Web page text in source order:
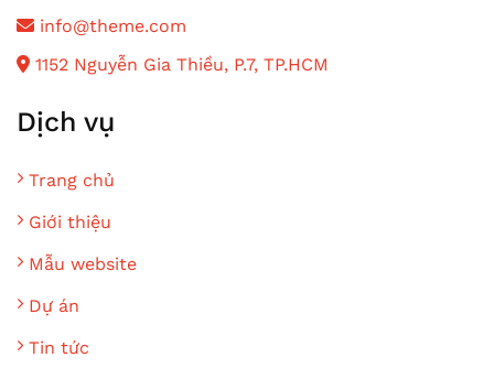
info@theme.com
1152 Nguyễn Gia Thiều, P.7, TP.HCM
Dịch vụ
Trang chủ
Giới thiệu
Mẫu website
Dự án
Tin tức